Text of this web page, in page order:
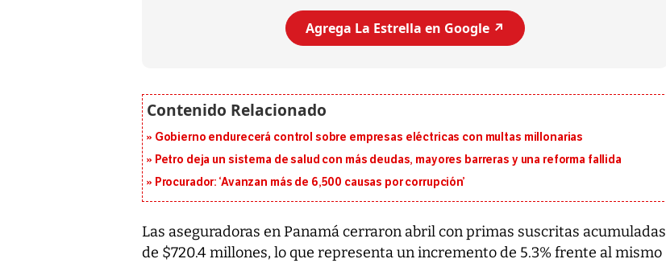
Agrega La Estrella en Google ↗️
Gobierno endurecerá control sobre empresas eléctricas con multas millonarias
Petro deja un sistema de salud con más deudas, mayores barreras y una reforma fallida
Procurador: ‘Avanzan más de 6,500 causas por corrupción’
Las aseguradoras en Panamá cerraron abril con primas suscritas acumuladas
de $720.4 millones, lo que representa un incremento de 5.3% frente al mismo